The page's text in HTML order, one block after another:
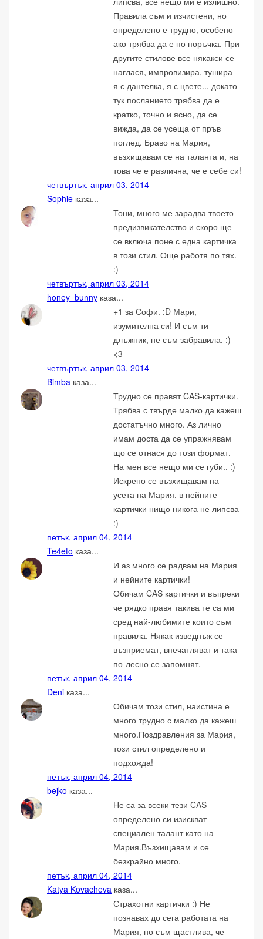
Правила съм и изчистени, но
определено е трудно, особено
ако трябва да е по поръчка. При
другите стилове все някакси се
наглася, импровизира, тушира-
я с дантелка, я с цвете... докато
тук посланието трябва да е
кратко, точно и ясно, да се
вижда, да се усеща от пръв
поглед. Браво на Мария,
възхищавам се на таланта и, на
това че е различна, че е себе си!
четвъртък, април 03, 2014
Sophie каза...
Тони, много ме зарадва твоето
предизвикателство и скоро ще
се включа поне с една картичка
в този стил. Още работя по тях.
:)
четвъртък, април 03, 2014
honey_bunny каза...
+1 за Софи. :D Мари,
изумителна си! И съм ти
длъжник, не съм забравила. :)
<3
четвъртък, април 03, 2014
Bimba каза...
Трудно се правят CAS-картички.
Трябва с твърде малко да кажеш
достатъчно много. Аз лично
имам доста да се упражнявам
що се отнася до този формат.
На мен все нещо ми се губи.. :)
Искрено се възхищавам на
усета на Мария, в нейните
картички нищо никога не липсва
:)
петък, април 04, 2014
Te4eto каза...
И аз много се радвам на Мария
и нейните картички!
Обичам CAS картички и въпреки
че рядко правя такива те са ми
сред най-любимите които съм
правила. Някак изведнъж се
възприемат, впечатляват и така
по-лесно се запомнят.
петък, април 04, 2014
Deni каза...
Обичам този стил, наистина е
много трудно с малко да кажеш
много.Поздравления за Мария,
този стил определено и
подхожда!
петък, април 04, 2014
bejko каза...
Не са за всеки тези CAS
определено си изискват
специален талант като на
Мария.Възхищавам и се
безкрайно много.
петък, април 04, 2014
Katya Kovacheva каза...
Страхотни картички :) Не
познавах до сега работата на
Мария, но съм щастлива, че